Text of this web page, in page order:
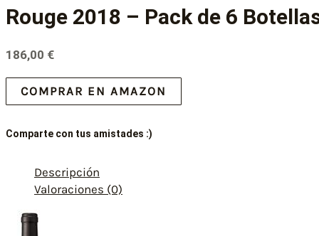
Rouge 2018 – Pack de 6
186,00 €
COMPRAR EN AMAZON
Comparte con tus amistades :)
Descripción
Valoraciones (0)